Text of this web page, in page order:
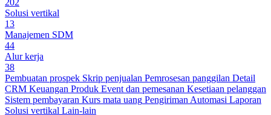
202
Solusi vertikal
13
Manajemen SDM
44
Alur kerja
38
Pembuatan prospek Skrip penjualan Pemrosesan panggilan Detail
CRM Keuangan Produk Event dan pemesanan Kesetiaan pelanggan
Sistem pembayaran Kurs mata uang Pengiriman Automasi Laporan
Solusi vertikal Lain-lain